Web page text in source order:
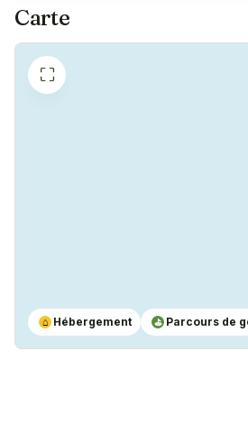
Carte
⛶
⌂ Hébergement ⛳ Parcours de